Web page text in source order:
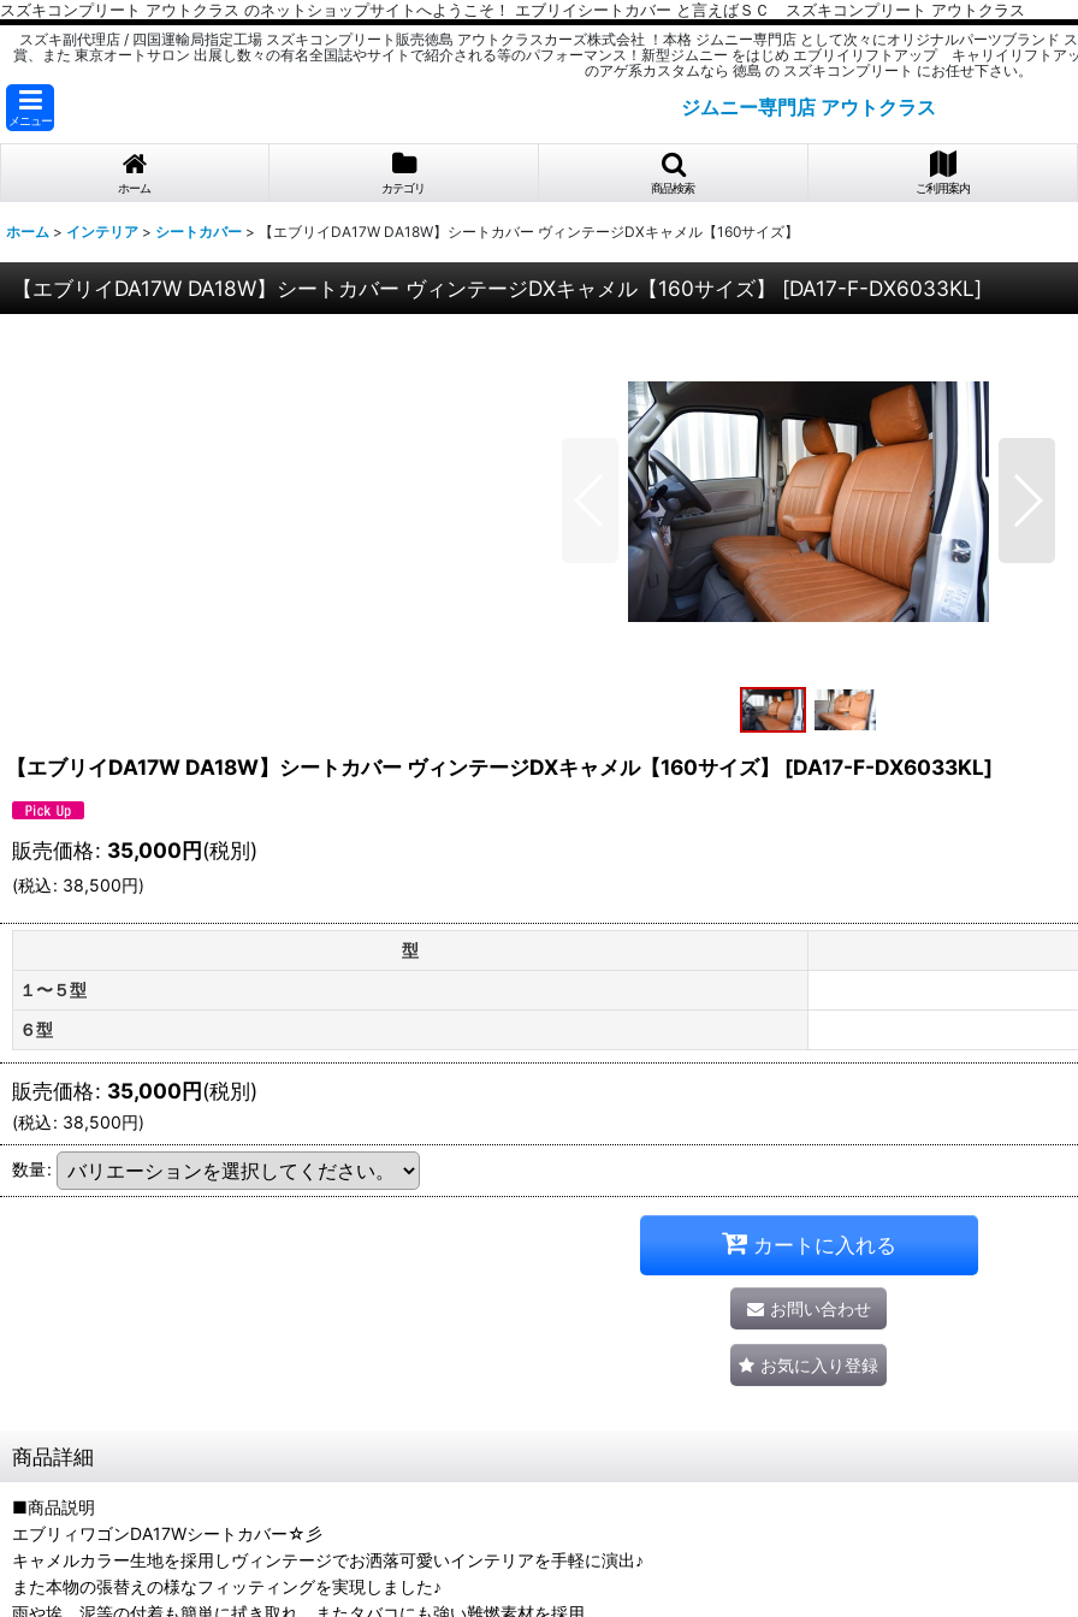
スズキコンプリート アウトクラス のネットショップサイトへようこそ！ エブリイシートカバー と言えばＳＣ スズキコンプリート アウトクラス
スズキ副代理店 / 四国運輸局指定工場 スズキコンプリート販売徳島 アウトクラスカーズ株式会社 ！本格 ジムニー専門店 として次々にオリジナルパーツブランド
賞、また 東京オートサロン 出展し数々の有名全国誌やサイトで紹介される等のパフォーマンス！新型ジムニー をはじめ エブリイリフトアップ キャリイリフ
のアゲ系カスタムなら 徳島 の スズキコンプリート にお任せ下さい。
メニュー
ジムニー専門店 アウトクラス
ホーム カテゴリ 商品検索 ご利用案内
ホーム > インテリア > シートカバー > 【エブリイDA17W DA18W】シートカバー ヴィンテージDXキャメル【160サイズ】
【エブリイDA17W DA18W】シートカバー ヴィンテージDXキャメル【160サイズ】 [DA17-F-DX6033KL]
【エブリイDA17W DA18W】シートカバー ヴィンテージDXキャメル【160サイズ】 [DA17-F-DX6033KL]
販売価格: 35,000円(税別)
(税込: 38,500円)
型
１〜５型
６型
販売価格: 35,000円(税別)
(税込: 38,500円)
数量:
カートに入れる
お問い合わせ
お気に入り登録
商品詳細
■商品説明
エブリィワゴンDA17Wシートカバー☆彡
キャメルカラー生地を採用しヴィンテージでお洒落可愛いインテリアを手軽に演出♪
また本物の張替えの様なフィッティングを実現しました♪
雨や埃、泥等の付着も簡単に拭き取れ、またタバコにも強い難燃素材を採用。